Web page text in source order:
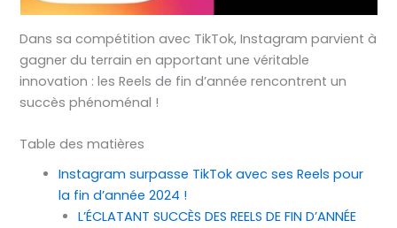
Dans sa compétition avec TikTok, Instagram parvient à
gagner du terrain en apportant une véritable
innovation : les Reels de fin d’année rencontrent un
succès phénoménal !
Table des matières
Instagram surpasse TikTok avec ses Reels pour
la fin d’année 2024 !
L’ÉCLATANT SUCCÈS DES REELS DE FIN D’ANNÉE